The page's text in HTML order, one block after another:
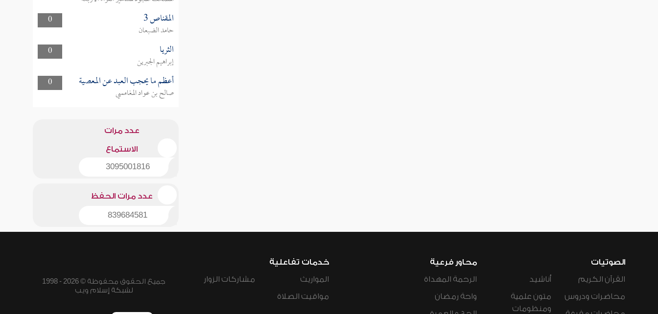
0
المقناص 3
حامد الضبعان
0
الثريا
إبراهيم الجبرين
0
أعظم ما يحجب العبد عن المعصية
صالح بن عواد المغامسي
عدد مرات
الاستماع
3095001816
عدد مرات الحفظ
839684581
الصوتيات
القرآن الكريم
محاضرات ودروس
أناشيد
متون علمية
ومنظومات
محاور فرعية
الرحمة المهداة
واحة رمضان
خدمات تفاعلية
المواريث
مواقيت الصلاة
مشاركات الزوار
جميع الحقوق محفوظة © 2026 - 1998
لشبكة إسلام ويب